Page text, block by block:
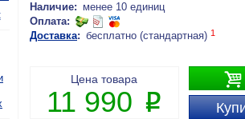
Наличие: менее 10 единиц
Оплата:
Доставка: бесплатно (стандартная) 1

Цена товара
11 990 P